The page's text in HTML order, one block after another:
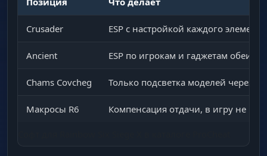
Crusader ESP с настройкой каждого
Ancient ESP по игрокам и гаджетам обеих
Chams Covcheg Только подсветка моделей через
Макросы R6 Компенсация отдачи, в игру не